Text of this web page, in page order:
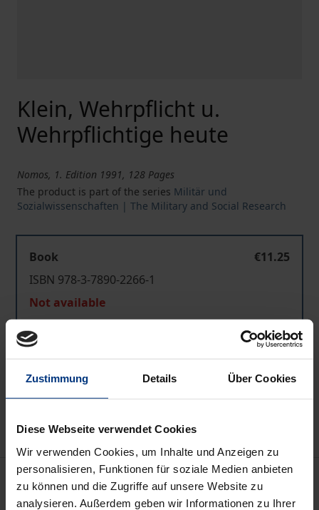
Zustimmung Details Über Cookies
Diese Webseite verwendet Cookies
Wir verwenden Cookies, um Inhalte und Anzeigen zu
personalisieren, Funktionen für soziale Medien anbieten
zu können und die Zugriffe auf unsere Website zu
analysieren. Außerdem geben wir Informationen zu Ihrer
Klein, Wehrpflicht u.
Wehrpflichtige heute
Nomos, 1. Edition 1991, 128 Pages
The product is part of the series Militär und
Sozialwissenschaften | The Military and Social Research
Book
€11.25
ISBN 978-3-7890-2266-1
Not available
Add to Cart
Add to Wish List
Delivery cost notice
Bibliographical data